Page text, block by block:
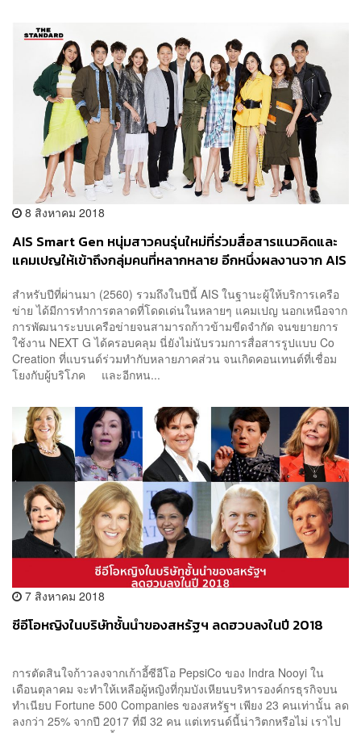
8 สิงหาคม 2018
AIS Smart Gen หนุ่มสาวคนรุ่นใหม่ที่ร่วมสื่อสารแนวคิดและ
แคมเปญให้เข้าถึงกลุ่มคนที่หลากหลาย อีกหนึ่งผลงานจาก AIS
สำหรับปีที่ผ่านมา (2560) รวมถึงในปีนี้ AIS ในฐานะผู้ให้บริการเครือ
ข่าย ได้มีการทำการตลาดที่โดดเด่นในหลายๆ แคมเปญ นอกเหนือจาก
การพัฒนาระบบเครือข่ายจนสามารถก้าวข้ามขีดจำกัด จนขยายการ
ใช้งาน NEXT G ได้ครอบคลุม นี่ยังไม่นับรวมการสื่อสารรูปแบบ Co
Creation ที่แบรนด์ร่วมทำกับหลายภาคส่วน จนเกิดคอนเทนต์ที่เชื่อม
โยงกับผู้บริโภค และอีกหน...
7 สิงหาคม 2018
ซีอีโอหญิงในบริษัทชั้นนำของสหรัฐฯ ลดฮวบลงในปี 2018
การตัดสินใจก้าวลงจากเก้าอี้ซีอีโอ PepsiCo ของ Indra Nooyi ใน
เดือนตุลาคม จะทำให้เหลือผู้หญิงที่กุมบังเหียนบริหารองค์กรธุรกิจบน
ทำเนียบ Fortune 500 Companies ของสหรัฐฯ เพียง 23 คนเท่านั้น ลด
ลงกว่า 25% จากปี 2017 ที่มี 32 คน แต่เทรนด์นี้น่าวิตกหรือไม่ เราไป